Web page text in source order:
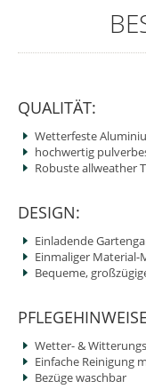
QUALITÄT:
Wetterfeste
hochwertig
Robuste allweather
DESIGN:
Einladende
Einmaliger Material-
Bequeme,
Wetter- &
Einfache Reinigung
Bezüge waschbar